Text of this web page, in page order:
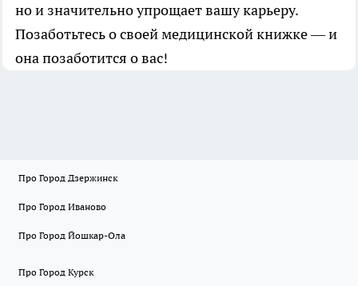
но и значительно упрощает вашу карьеру.
Позаботьтесь о своей медицинской книжке — и
она позаботится о вас!
Про Город Дзержинск
Про Город Иваново
Про Город Йошкар-Ола
Про Город Курск